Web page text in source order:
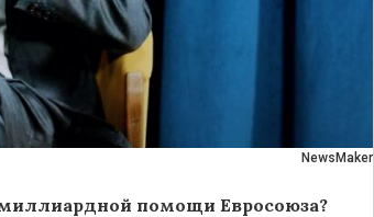
NewsMaker
помощи Евросоюза?